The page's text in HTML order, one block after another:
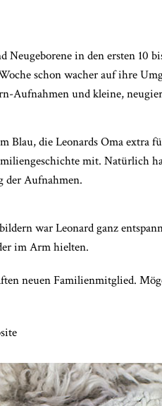
in den ersten 10
schon wacher auf ihre
Aufnahmen und kleine,
die Leonards Oma extra
mit. Natürlich
der Aufnahmen.
war Leonard ganz
im Arm hielten.
neuen Familienmitglied.